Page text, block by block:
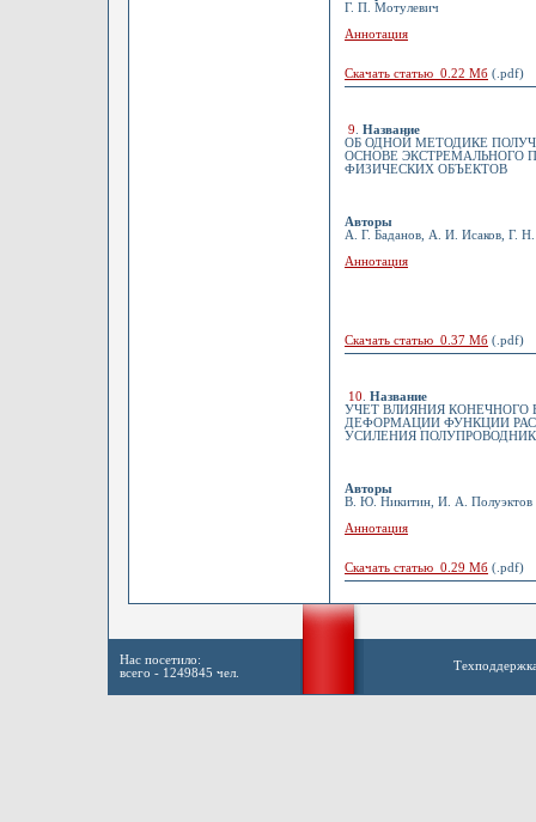
Г. П. Мотулевич
Аннотация
Скачать статью 0.22 Мб (.pdf)
9
Название
ОБ ОДНОЙ МЕТОДИКЕ
ОСНОВЕ ЭКСТРЕМАЛЬНОГО
ФИЗИЧЕСКИХ ОБЪЕКТОВ
Авторы
А. Г. Баданов, А. И. Исаков, Г.
Аннотация
Скачать статью 0.37 Мб (.pdf)
10
Название
УЧЕТ ВЛИЯНИЯ КОНЕЧНОГО
ДЕФОРМАЦИИ ФУНКЦИИ
УСИЛЕНИЯ
Авторы
В. Ю. Никитин, И. А. Полуэктов
Аннотация
Скачать статью 0.29 Мб (.pdf)
Нас посетило:
всего - 1249845 чел.